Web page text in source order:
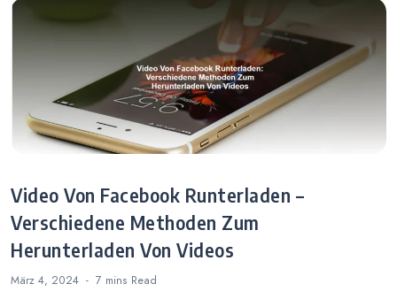
Video Von Facebook Runterladen –
Verschiedene Methoden Zum
Herunterladen Von Videos
März 4, 2024 7 mins Read